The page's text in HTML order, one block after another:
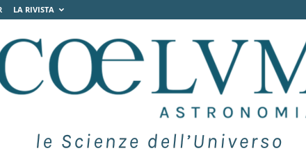
LA RIVISTA